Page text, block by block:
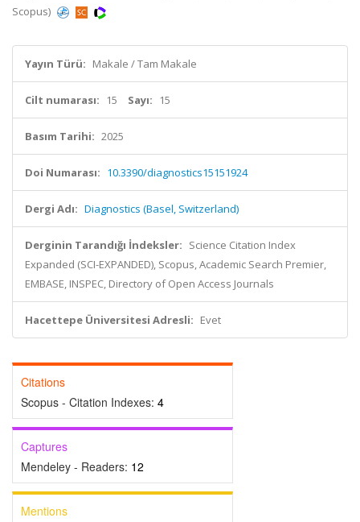
Scopus)
Yayın Türü: Makale / Tam Makale
Cilt numarası: 15 Sayı: 15
Basım Tarihi: 2025
Doi Numarası: 10.3390/diagnostics15151924
Dergi Adı: Diagnostics (Basel, Switzerland)
Derginin Tarandığı İndeksler: Science Citation Index
Expanded (SCI-EXPANDED), Scopus, Academic Search Premier,
EMBASE, INSPEC, Directory of Open Access Journals
Hacettepe Üniversitesi Adresli: Evet
Citations
Scopus - Citation Indexes: 4
Captures
Mendeley - Readers: 12
Mentions